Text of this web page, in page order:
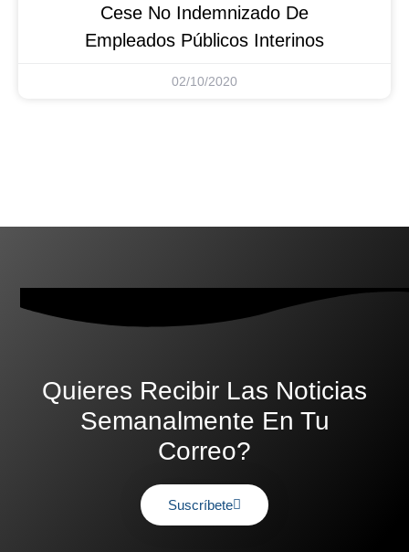
Cese No Indemnizado De
Empleados Públicos Interinos
02/10/2020
Quieres Recibir Las Noticias
Semanalmente En Tu
Correo?
Suscríbete